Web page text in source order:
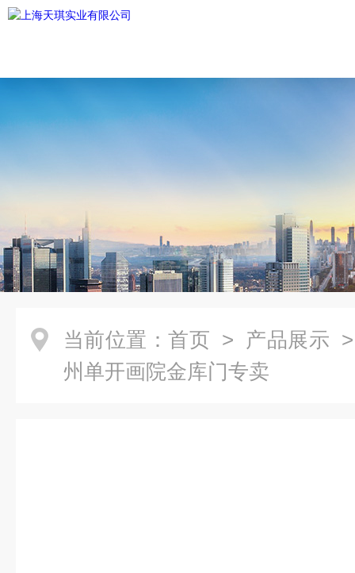
当前位置： 首页 > 产品展示
州单开画院金库门专卖